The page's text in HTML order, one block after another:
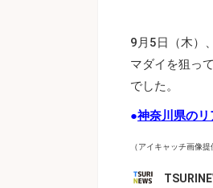
9月5日（木）
マダイを狙っ
でした。
●神奈川県の
（アイキャッチ画像